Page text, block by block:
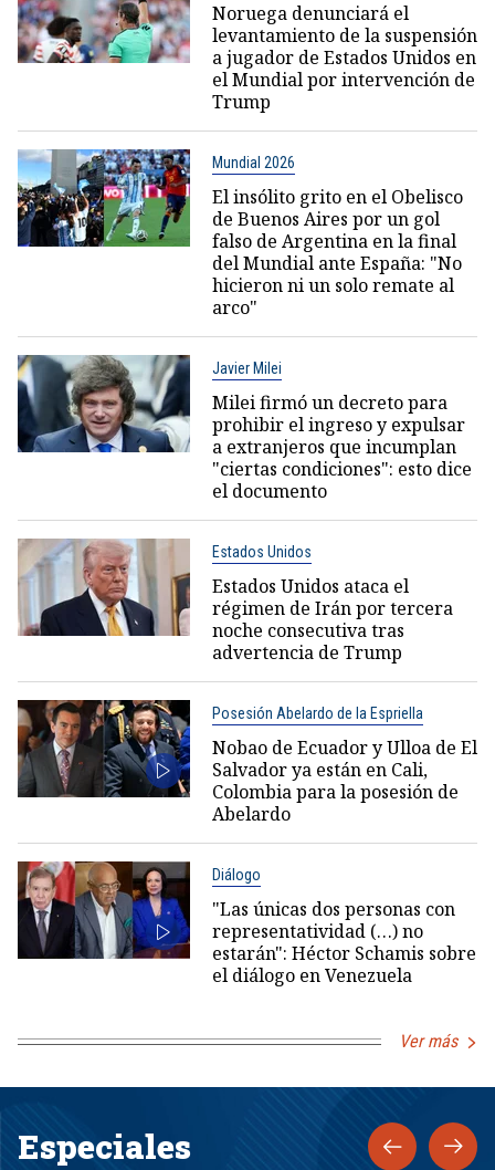
Noruega denunciará el
levantamiento de la suspensión
a jugador de Estados Unidos en
el Mundial por intervención de
Trump
Mundial 2026
El insólito grito en el Obelisco
de Buenos Aires por un gol
falso de Argentina en la final
del Mundial ante España: "No
hicieron ni un solo remate al
arco"
Javier Milei
Milei firmó un decreto para
prohibir el ingreso y expulsar
a extranjeros que incumplan
"ciertas condiciones": esto dice
el documento
Estados Unidos
Estados Unidos ataca el
régimen de Irán por tercera
noche consecutiva tras
advertencia de Trump
Posesión Abelardo de la Espriella
Nobao de Ecuador y Ulloa de El
Salvador ya están en Cali,
Colombia para la posesión de
Abelardo
Diálogo
"Las únicas dos personas con
representatividad (…) no
estarán": Héctor Schamis sobre
el diálogo en Venezuela
Ver más
Especiales